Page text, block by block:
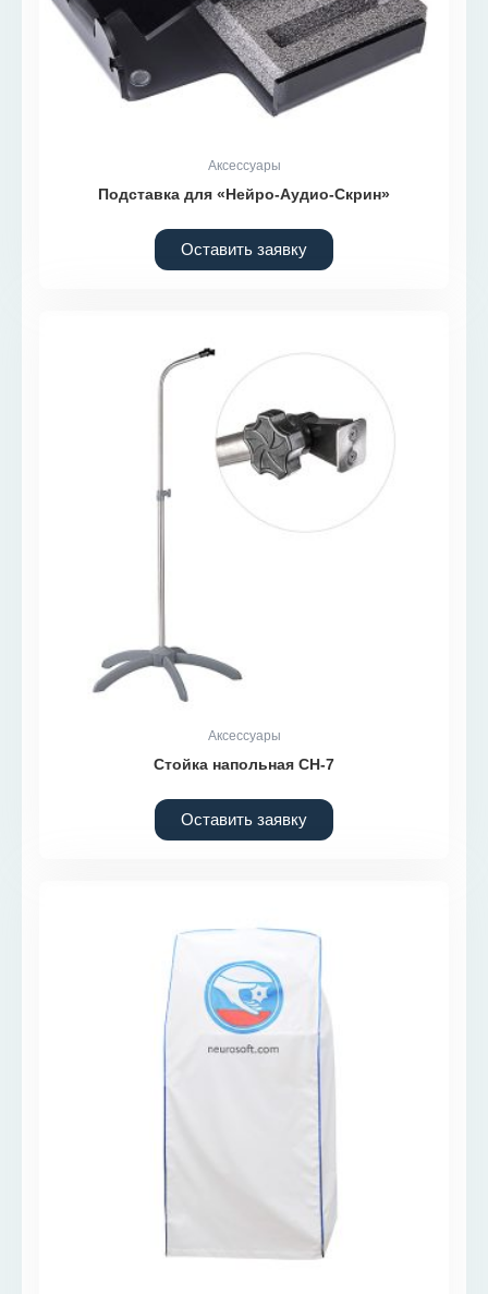
Аксессуары
Подставка для «Нейро-Аудио-Скрин»
Оставить заявку
Аксессуары
Стойка напольная СН-7
Оставить заявку